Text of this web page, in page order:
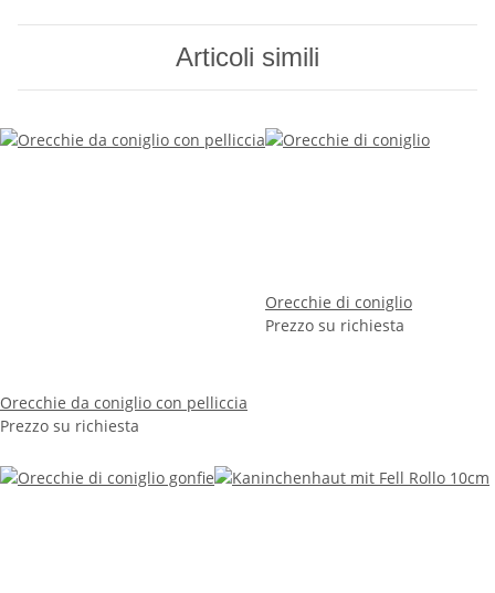
Articoli simili
Orecchie da coniglio con pelliccia
Prezzo su richiesta
Orecchie di coniglio
Prezzo su richiesta